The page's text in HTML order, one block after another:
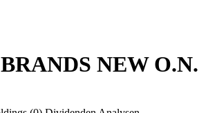
NEW O.N.